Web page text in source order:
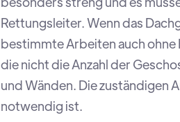
Rettungsleiter. Wenn das
bestimmte Arbeiten auch ohne
die nicht die Anzahl der
und Wänden. Die zuständigen
notwendig ist.